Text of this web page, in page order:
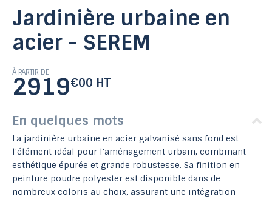
Jardinière urbaine en
acier - SEREM
À PARTIR DE
2919€00 HT
En quelques mots
La jardinière urbaine en acier galvanisé sans fond est
l'élément idéal pour l'aménagement urbain, combinant
esthétique épurée et grande robustesse. Sa finition en
peinture poudre polyester est disponible dans de
nombreux coloris au choix, assurant une intégration